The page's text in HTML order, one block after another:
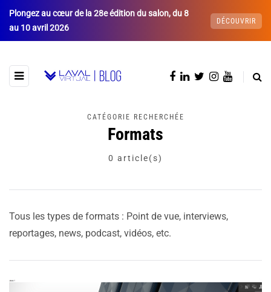
Plongez au cœur de la 28e édition du salon, du 8
au 10 avril 2026
DÉCOUVRIR
CATÉGORIE RECHERCHÉE
Formats
0 article(s)
Tous les types de formats : Point de vue, interviews,
reportages, news, podcast, vidéos, etc.